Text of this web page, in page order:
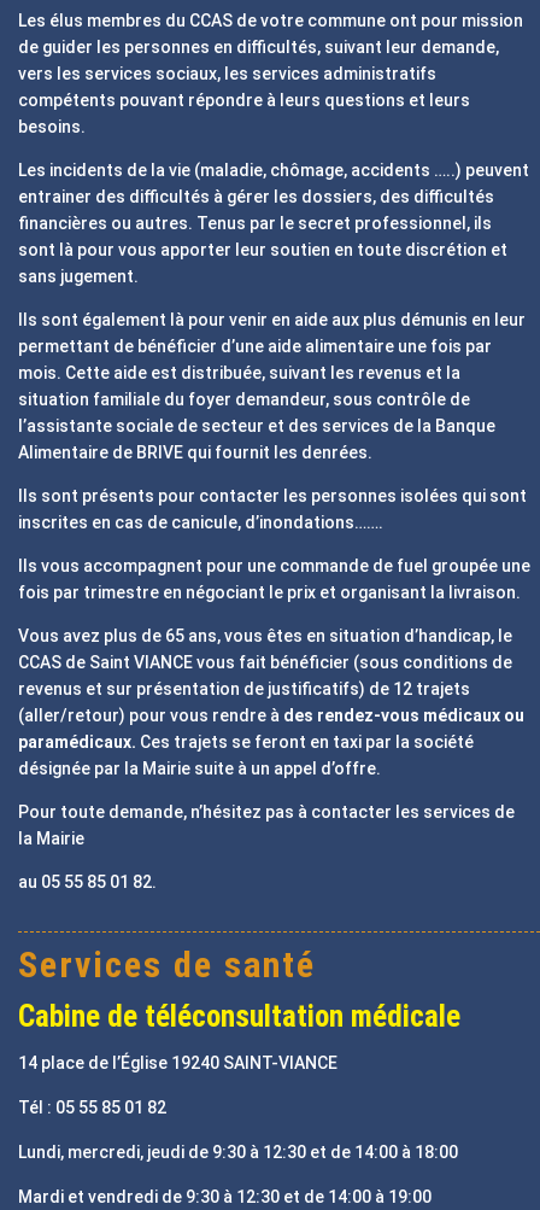
Les élus membres du CCAS de votre commune ont pour mission
de guider les personnes en difficultés, suivant leur demande,
vers les services sociaux, les services administratifs
compétents pouvant répondre à leurs questions et leurs
besoins.
Les incidents de la vie (maladie, chômage, accidents …..) peuvent
entrainer des difficultés à gérer les dossiers, des difficultés
financières ou autres. Tenus par le secret professionnel, ils
sont là pour vous apporter leur soutien en toute discrétion et
sans jugement.
Ils sont également là pour venir en aide aux plus démunis en leur
permettant de bénéficier d’une aide alimentaire une fois par
mois. Cette aide est distribuée, suivant les revenus et la
situation familiale du foyer demandeur, sous contrôle de
l’assistante sociale de secteur et des services de la Banque
Alimentaire de BRIVE qui fournit les denrées.
Ils sont présents pour contacter les personnes isolées qui sont
inscrites en cas de canicule, d’inondations…….
Ils vous accompagnent pour une commande de fuel groupée une
fois par trimestre en négociant le prix et organisant la livraison.
Vous avez plus de 65 ans, vous êtes en situation d’handicap, le
CCAS de Saint VIANCE vous fait bénéficier (sous conditions de
revenus et sur présentation de justificatifs) de 12 trajets
(aller/retour) pour vous rendre à des rendez-vous médicaux ou
paramédicaux. Ces trajets se feront en taxi par la société
désignée par la Mairie suite à un appel d’offre.
Pour toute demande, n’hésitez pas à contacter les services de
la Mairie
au 05 55 85 01 82.
Services de santé
Cabine de téléconsultation médicale
14 place de l’Église 19240 SAINT-VIANCE
Tél : 05 55 85 01 82
Lundi, mercredi, jeudi de 9:30 à 12:30 et de 14:00 à 18:00
Mardi et vendredi de 9:30 à 12:30 et de 14:00 à 19:00